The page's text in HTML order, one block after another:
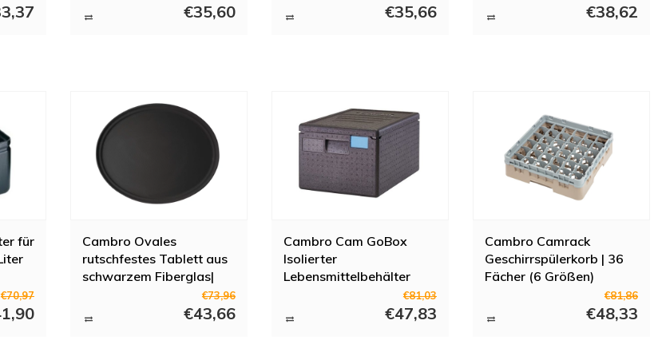
als auch für die Wartung Ihrer bestehenden Cambro-Produkte die passende Lösung.
€35,60 €35,66 €38,62
für
€70,97
Cambro Ovales
rutschfestes Tablett aus
schwarzem Fiberglas|
€73,96
€43,66
Cambro Cam GoBox
Isolierter
Lebensmittelbehälter
€81,03
€47,83
Cambro Camrack
Geschirrspülerkorb | 36
Fächer (6 Größen)
€81,86
€48,33